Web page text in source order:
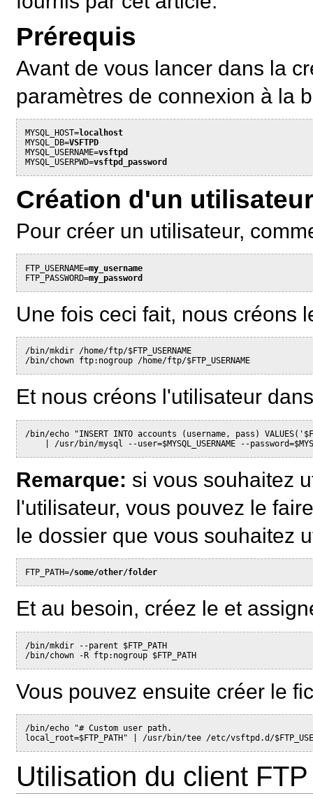
Prérequis
Avant de vous lancer dans la
paramètres de connexion à la
MYSQL_HOST=localhost
MYSQL_DB=VSFTPD
MYSQL_USERNAME=vsftpd
MYSQL_USERPWD=vsftpd_password
Création d'un
Pour créer un utilisateur,
FTP_USERNAME=my_username
FTP_PASSWORD=my_password
Une fois ceci fait, nous créons
/bin/mkdir /home/ftp/$FTP_USERNAME
Et nous créons l'utilisateur
/bin/echo "INSERT INTO accounts (username, pass)
| /usr/bin/mysql --user=$MYSQL_USERNAME --
Remarque: si vous souhaitez
l'utilisateur, vous pouvez le
le dossier que vous souhaitez
FTP_PATH=/some/other/folder
Et au besoin, créez le et
/bin/mkdir --parent $FTP_PATH
Vous pouvez ensuite créer le
/bin/echo "# Custom user path.
Utilisation du client FTP